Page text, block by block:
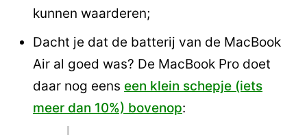
kunnen waarderen;
Dacht je dat de batterij van de MacBook
Air al goed was? De MacBook Pro doet
daar nog eens een klein schepje (iets
meer dan 10%) bovenop: